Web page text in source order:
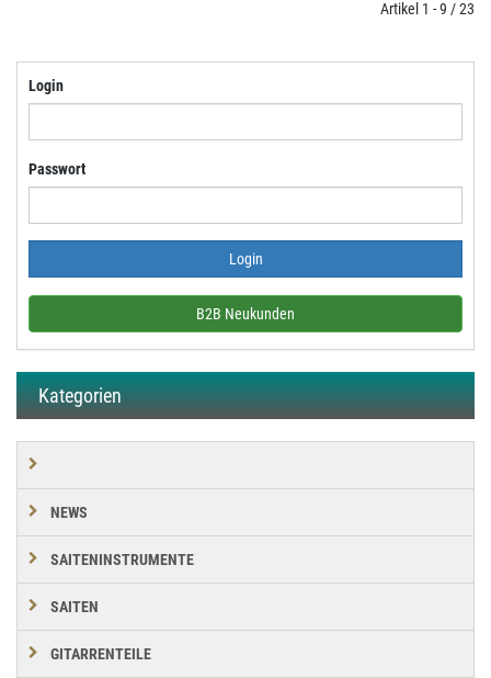
Artikel 1 - 9 / 23
Login
Passwort
B2B Neukunden
Kategorien
NEWS
SAITENINSTRUMENTE
SAITEN
GITARRENTEILE